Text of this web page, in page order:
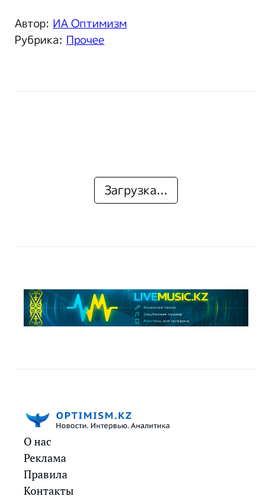
Автор: ИА Оптимизм
Рубрика: Прочее
Загрузка...
О нас
Реклама
Правила
Контакты